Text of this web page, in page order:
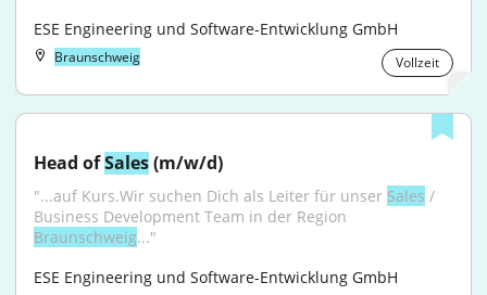
ESE Engineering und Software-Entwicklung GmbH
Braunschweig Vollzeit
Head of Sales (m/w/d)
"...auf Kurs.Wir suchen Dich als Leiter für unser Sales /
Braunschweig..."
ESE Engineering und Software-Entwicklung GmbH